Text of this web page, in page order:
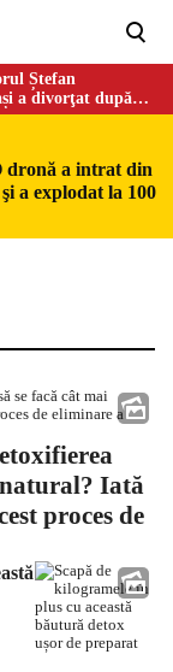
Ștefan
a divorţat după
dronă a intrat din
a explodat la 100
Iată
proces de